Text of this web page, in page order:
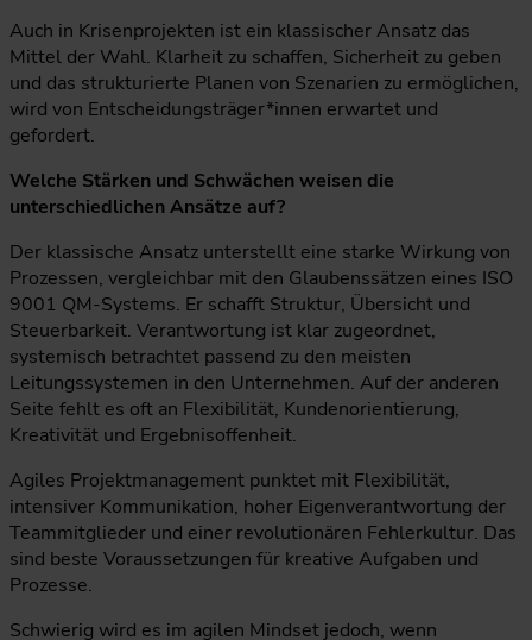
Auch in Krisenprojekten ist ein klassischer Ansatz das
Mittel der Wahl. Klarheit zu schaffen, Sicherheit zu geben
und das strukturierte Planen von Szenarien zu ermöglichen,
wird von Entscheidungsträger*innen erwartet und
gefordert.
Welche Stärken und Schwächen weisen die
unterschiedlichen Ansätze auf?
Der klassische Ansatz unterstellt eine starke Wirkung von
Prozessen, vergleichbar mit den Glaubenssätzen eines ISO
9001 QM-Systems. Er schafft Struktur, Übersicht und
Steuerbarkeit. Verantwortung ist klar zugeordnet,
systemisch betrachtet passend zu den meisten
Leitungssystemen in den Unternehmen. Auf der anderen
Seite fehlt es oft an Flexibilität, Kundenorientierung,
Kreativität und Ergebnisoffenheit.
Agiles Projektmanagement punktet mit Flexibilität,
intensiver Kommunikation, hoher Eigenverantwortung der
Teammitglieder und einer revolutionären Fehlerkultur. Das
sind beste Voraussetzungen für kreative Aufgaben und
Prozesse.
Schwierig wird es im agilen Mindset jedoch, wenn